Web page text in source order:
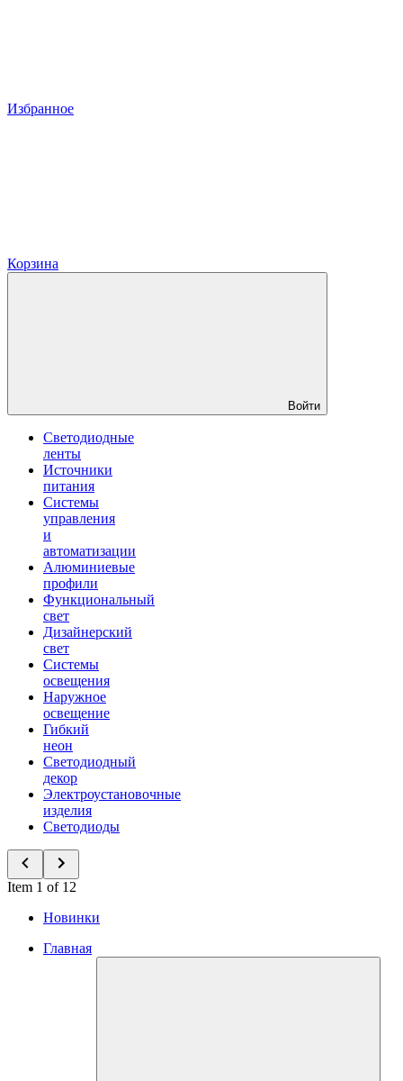
Избранное
Корзина
Войти
Светодиодные
ленты
Источники
питания
Системы
управления
и
автоматизации
Алюминиевые
профили
Функциональный
свет
Дизайнерский
свет
Системы
освещения
Наружное
освещение
Гибкий
неон
Светодиодный
декор
Электроустановочные
изделия
Светодиоды
Item 1 of 12
Новинки
Главная